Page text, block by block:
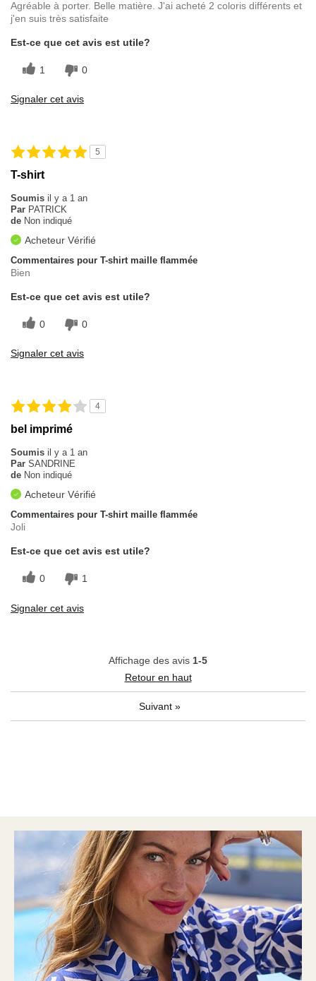
Agréable à porter. Belle matière. J'ai acheté 2 coloris différents et
j'en suis très satisfaite
Est-ce que cet avis est utile?
1 0
Signaler cet avis
5
T-shirt
Soumis il y a 1 an
Par PATRICK
de Non indiqué
Acheteur Vérifié
Commentaires pour T-shirt maille flammée
Bien
Est-ce que cet avis est utile?
0 0
Signaler cet avis
4
bel imprimé
Soumis il y a 1 an
Par SANDRINE
de Non indiqué
Acheteur Vérifié
Commentaires pour T-shirt maille flammée
Joli
Est-ce que cet avis est utile?
0 1
Signaler cet avis
Affichage des avis 1-5
Retour en haut
Suivant »